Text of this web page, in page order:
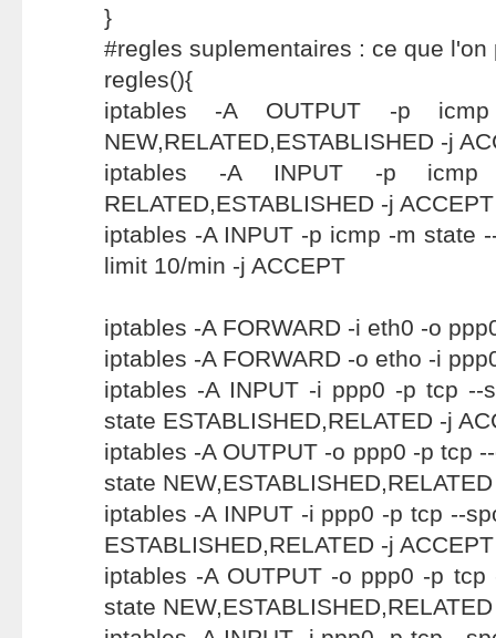
}
#regles suplementaires : ce que l'on
regles(){
iptables -A OUTPUT -p
NEW,RELATED,ESTABLISHED -j
iptables -A INPUT -p
RELATED,ESTABLISHED -j ACCEPT
iptables -A INPUT -p icmp -m state
limit 10/min -j ACCEPT
iptables -A FORWARD -i eth0 -o
iptables -A FORWARD -o etho -i
iptables -A INPUT -i ppp0 -p tcp --
state ESTABLISHED,RELATED -j
iptables -A OUTPUT -o ppp0 -p tcp
state
iptables -A INPUT -i ppp0 -p tcp --
ESTABLISHED,RELATED -j ACCEPT
iptables -A OUTPUT -o ppp0 -p
state